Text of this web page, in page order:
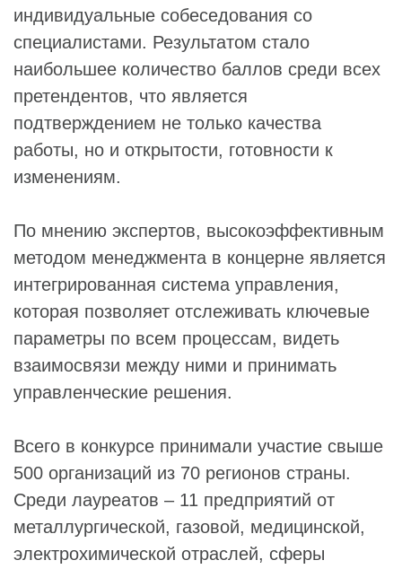
индивидуальные собеседования со
специалистами. Результатом стало
наибольшее количество баллов среди всех
претендентов, что является
подтверждением не только качества
работы, но и открытости, готовности к
изменениям.
По мнению экспертов, высокоэффективным
методом менеджмента в концерне является
интегрированная система управления,
которая позволяет отслеживать ключевые
параметры по всем процессам, видеть
взаимосвязи между ними и принимать
управленческие решения.
Всего в конкурсе принимали участие свыше
500 организаций из 70 регионов страны.
Среди лауреатов – 11 предприятий от
металлургической, газовой, медицинской,
электрохимической отраслей, сферы